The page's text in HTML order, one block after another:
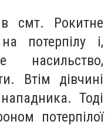
смт. Рокитне
потерпілу і,
насильство,
Втім дівчині
Тоді
потерпілої